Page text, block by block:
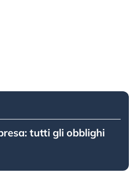
tutti gli obblighi